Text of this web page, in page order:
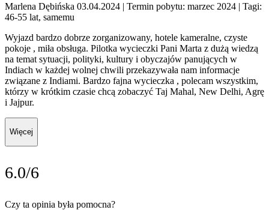
Marlena Dębińska 03.04.2024 | Termin pobytu: marzec 2024 | Tagi:
46-55 lat, samemu
Wyjazd bardzo dobrze zorganizowany, hotele kameralne, czyste
pokoje , miła obsługa. Pilotka wycieczki Pani Marta z dużą wiedzą
na temat sytuacji, polityki, kultury i obyczajów panujących w
Indiach w każdej wolnej chwili przekazywała nam informacje
związane z Indiami. Bardzo fajna wycieczka , polecam wszystkim,
którzy w krótkim czasie chcą zobaczyć Taj Mahal, New Delhi, Agrę
i Jajpur.
Więcej
6.0/6
Czy ta opinia była pomocna?